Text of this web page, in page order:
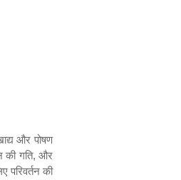
और पोषण
की गति,और
परिवर्तन की